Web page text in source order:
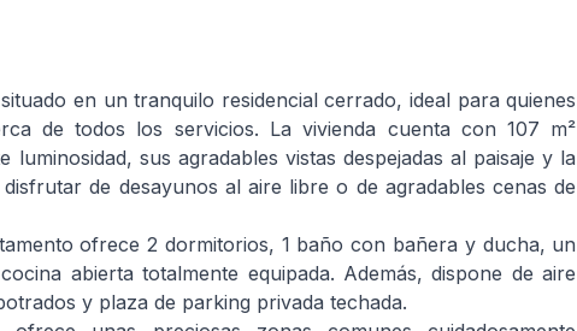
en un tranquilo residencial cerrado, ideal para quienes
de todos los servicios. La vivienda cuenta con 107 m²
sus agradables vistas despejadas al paisaje y la
de desayunos al aire libre o de agradables cenas de
ofrece 2 dormitorios, 1 baño con bañera y ducha, un
abierta totalmente equipada. Además, dispone de aire
y plaza de parking privada techada.